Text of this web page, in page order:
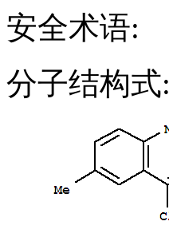
安全术语:
分子结构式: